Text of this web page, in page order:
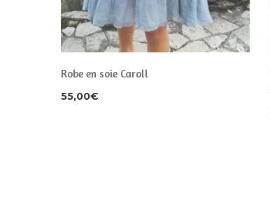
Robe en soie Caroll
55,00€